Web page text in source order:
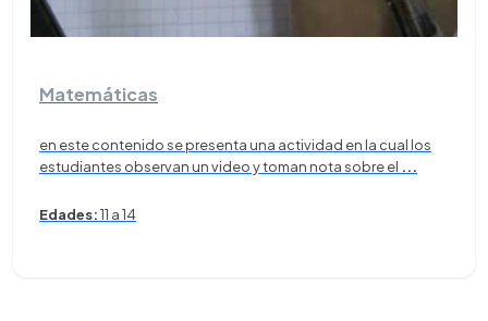
Matemáticas
en este contenido se presenta una actividad en la cual los
estudiantes observan un video y toman nota sobre el ...
Edades:11 a 14